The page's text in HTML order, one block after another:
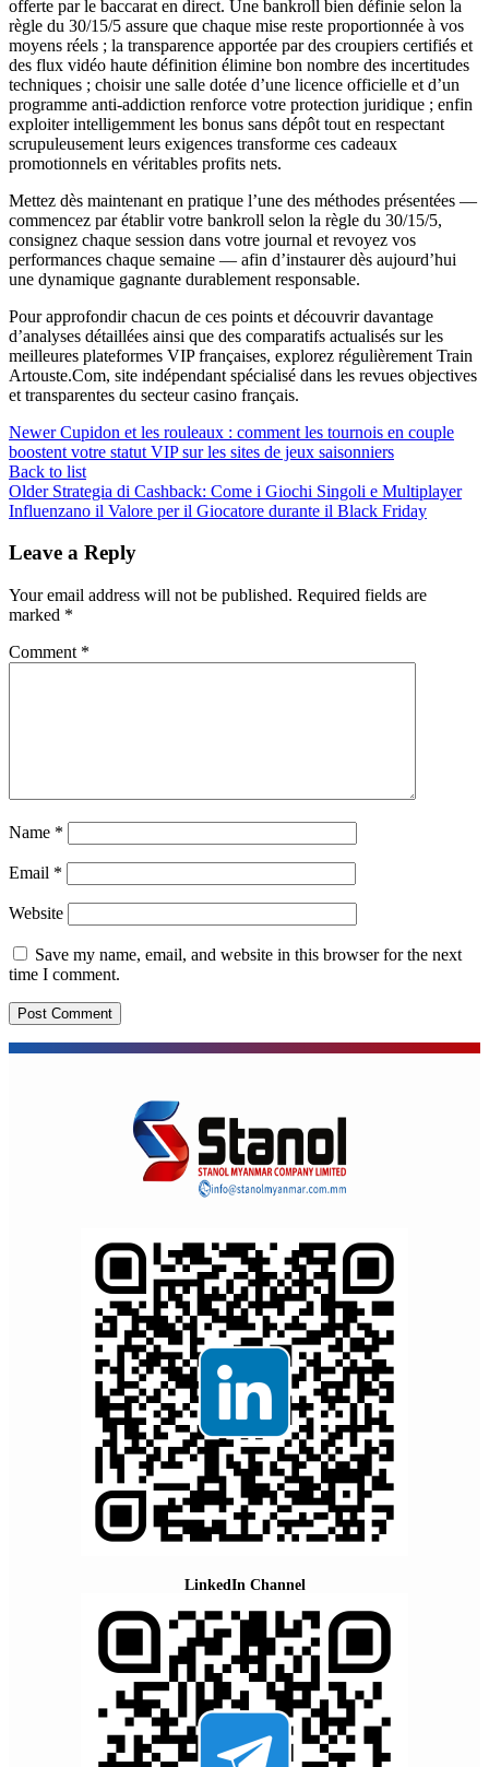
offerte par le baccarat en direct. Une bankroll bien définie selon la
règle du 30/15/5 assure que chaque mise reste proportionnée à vos
moyens réels ; la transparence apportée par des croupiers certifiés et
des flux vidéo haute définition élimine bon nombre des incertitudes
techniques ; choisir une salle dotée d’une licence officielle et d’un
programme anti‑addiction renforce votre protection juridique ; enfin
exploiter intelligemment les bonus sans dépôt tout en respectant
scrupuleusement leurs exigences transforme ces cadeaux
promotionnels en véritables profits nets.
Mettez dès maintenant en pratique l’une des méthodes présentées —
commencez par établir votre bankroll selon la règle du 30/15/5,
consignez chaque session dans votre journal et revoyez vos
performances chaque semaine — afin d’instaurer dès aujourd’hui
une dynamique gagnante durablement responsable.
Pour approfondir chacun de ces points et découvrir davantage
d’analyses détaillées ainsi que des comparatifs actualisés sur les
meilleures plateformes VIP françaises, explorez régulièrement Train
Artouste.Com, site indépendant spécialisé dans les revues objectives
et transparentes du secteur casino français.
Newer Cupidon et les rouleaux : comment les tournois en couple
boostent votre statut VIP sur les sites de jeux saisonniers
Back to list
Older Strategia di Cashback: Come i Giochi Singoli e Multiplayer
Influenzano il Valore per il Giocatore durante il Black Friday
Leave a Reply
Your email address will not be published. Required fields are
marked *
Comment *
Name *
Email *
Website
Save my name, email, and website in this browser for the next
time I comment.
LinkedIn Channel